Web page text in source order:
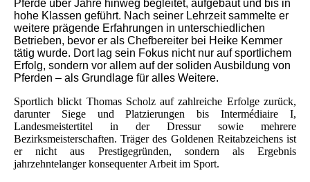
Pferde über Jahre hinweg begleitet, aufgebaut und bis in
hohe Klassen geführt. Nach seiner Lehrzeit sammelte er
weitere prägende Erfahrungen in unterschiedlichen
Betrieben, bevor er als Chefbereiter bei Heike Kemmer
tätig wurde. Dort lag sein Fokus nicht nur auf sportlichem
Erfolg, sondern vor allem auf der soliden Ausbildung von
Pferden – als Grundlage für alles Weitere.
Sportlich blickt Thomas Scholz auf zahlreiche Erfolge zurück,
darunter Siege und Platzierungen bis Intermédiaire I,
Landesmeistertitel in der Dressur sowie mehrere
Bezirksmeisterschaften. Träger des Goldenen Reitabzeichens ist
er nicht aus Prestigegründen, sondern als Ergebnis
jahrzehntelanger konsequenter Arbeit im Sport.